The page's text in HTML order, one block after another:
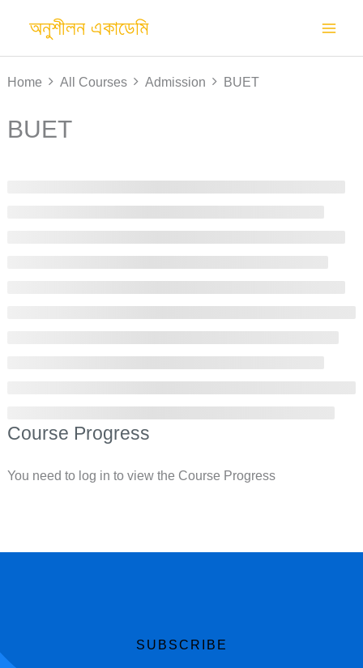
content
অনুশীলন একাডেমি
Home All Courses Admission BUET
BUET
Course Progress
You need to log in to view the Course Progress
SUBSCRIBE